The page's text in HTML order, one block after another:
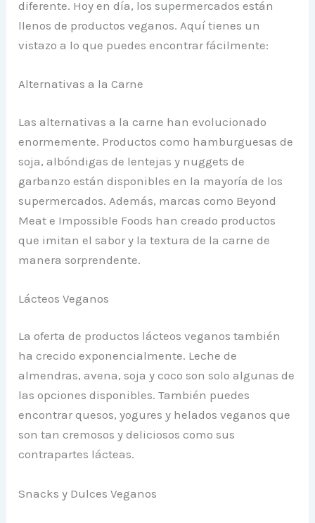
diferente. Hoy en día, los supermercados están
llenos de productos veganos. Aquí tienes un
vistazo a lo que puedes encontrar fácilmente:
Alternativas a la Carne
Las alternativas a la carne han evolucionado
enormemente. Productos como hamburguesas de
soja, albóndigas de lentejas y nuggets de
garbanzo están disponibles en la mayoría de los
supermercados. Además, marcas como Beyond
Meat e Impossible Foods han creado productos
que imitan el sabor y la textura de la carne de
manera sorprendente.
Lácteos Veganos
La oferta de productos lácteos veganos también
ha crecido exponencialmente. Leche de
almendras, avena, soja y coco son solo algunas de
las opciones disponibles. También puedes
encontrar quesos, yogures y helados veganos que
son tan cremosos y deliciosos como sus
contrapartes lácteas.
Snacks y Dulces Veganos